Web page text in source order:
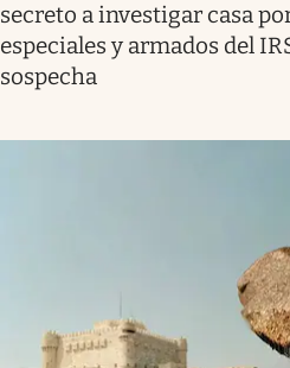
secreto a investigar casa
especiales y armados del
sospecha